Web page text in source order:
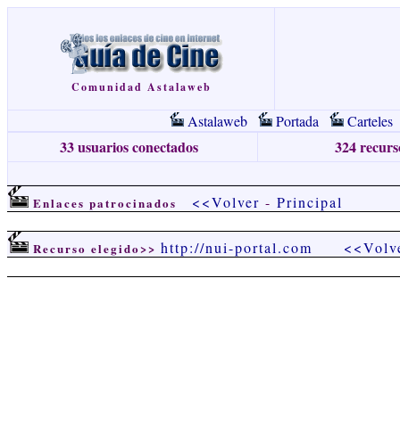
Comunidad Astalaweb
Astalaweb Portada Carteles
33 usuarios conectados 324
Enlaces patrocinados <<Volver - Principal
Recurso elegido>> http://nui-portal.com